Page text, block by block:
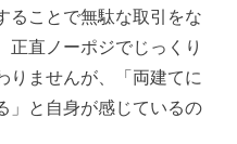
ることで無駄な取引をな
正直ノーポジでじっくり
りませんが、「両建てに
」と自身が感じているの